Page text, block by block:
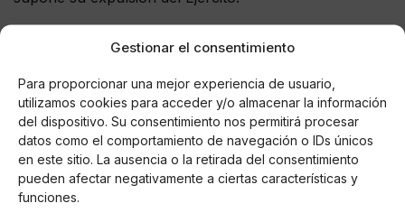
Gestionar el consentimiento
Para proporcionar una mejor experiencia de usuario,
utilizamos cookies para acceder y/o almacenar la información
del dispositivo. Su consentimiento nos permitirá procesar
datos como el comportamiento de navegación o IDs únicos
en este sitio. La ausencia o la retirada del consentimiento
pueden afectar negativamente a ciertas características y
funciones.
top button, which makes them the fruitiest killers in
Europepic.twitter.com/F7CADFWCFS
— Huw Lemmey (@huwlemmey)5 de julio de 2017